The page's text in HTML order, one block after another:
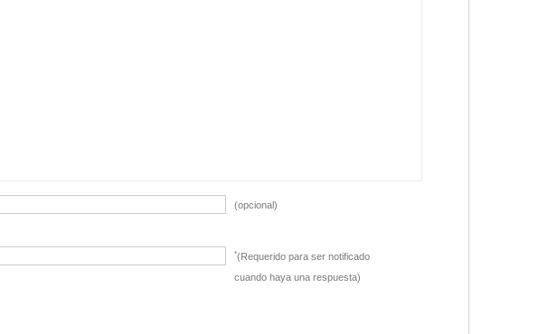
(opcional)
*(Requerido para ser notificado
cuando haya una respuesta)